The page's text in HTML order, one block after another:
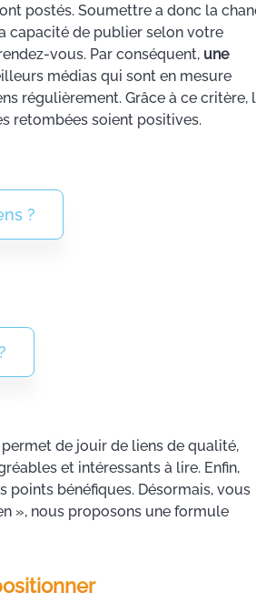
postés. Soumettre a donc la
capacité de publier selon votre
vous. Par conséquent, une
médias qui sont en mesure
régulièrement. Grâce à ce critère,
retombées soient positives.
?
de jouir de liens de qualité,
et intéressants à lire. Enfin,
points bénéfiques. Désormais, vous
», nous proposons une formule